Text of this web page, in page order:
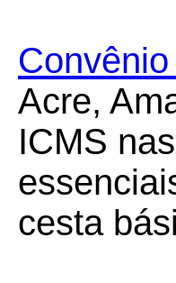
Acre,
ICMS
cesta